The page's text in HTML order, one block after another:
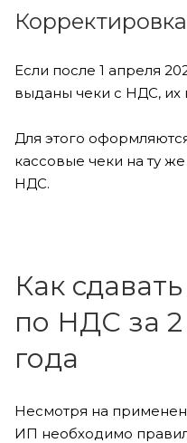
Если после 1 апреля
выданы чеки с НДС, их
Для этого
кассовые чеки на ту
НДС.
Как
по НДС за 2
года
Несмотря на
ИП необходимо